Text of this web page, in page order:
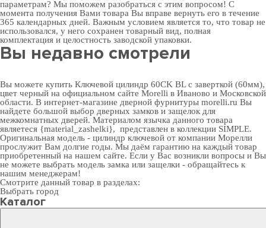
параметрам? Мы поможем разобраться с этим вопросом! С
момента получения Вами товара Вы вправе вернуть его в течение
365 календарных дней. Важным условием является то, что товар не
использовался, у него сохранен товарный вид, полная
комплектация и целостность заводской упаковки.
Вы недавно смотрели
Вы можете купить Ключевой цилиндр 60CK BL с заверткой (60мм),
цвет черный на официальном сайте Morelli в Иваново и Московской
области. В интернет-магазине дверной фурнитуры morelli.ru Вы
найдете большой выбор дверных замков и защелок для
межкомнатных дверей. Материалом язычка данного товара
являетеся {material_zashelki}, представлен в коллекции SIMPLE.
Оригинальная модель - цилиндр ключевой от компании Морелли
прослужит Вам долгие годы. Мы даём гарантию на каждый товар
приобретенный на нашем сайте. Если у Вас возникли вопросы и Вы
не можете выбрать модель замка или защелки - обращайтесь к
нашим менеджерам!
Смотрите данный товар в разделах:
Выбрать город
Каталог